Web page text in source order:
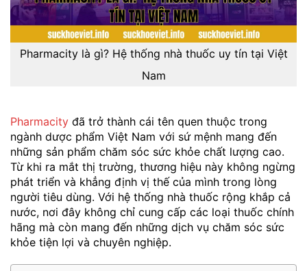
Pharmacity là gì? Hệ thống nhà thuốc uy tín tại Việt
Nam
Pharmacity đã trở thành cái tên quen thuộc trong
ngành dược phẩm Việt Nam với sứ mệnh mang đến
những sản phẩm chăm sóc sức khỏe chất lượng cao.
Từ khi ra mắt thị trường, thương hiệu này không ngừng
phát triển và khẳng định vị thế của mình trong lòng
người tiêu dùng. Với hệ thống nhà thuốc rộng khắp cả
nước, nơi đây không chỉ cung cấp các loại thuốc chính
hãng mà còn mang đến những dịch vụ chăm sóc sức
khỏe tiện lợi và chuyên nghiệp.